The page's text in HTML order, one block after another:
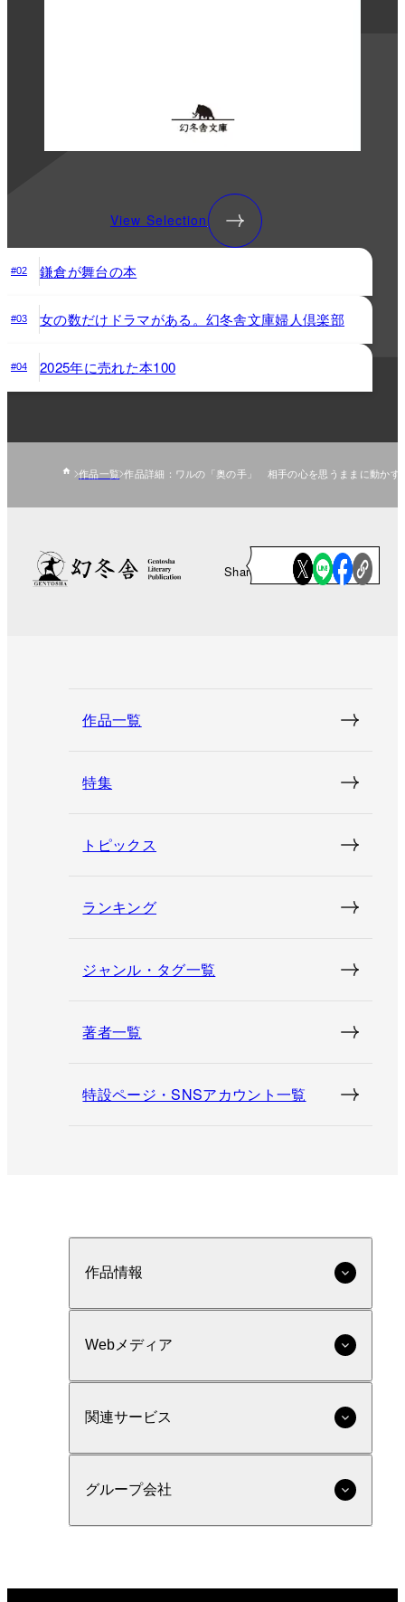
View Selection
#02 鎌倉が舞台の本
#03 女の数だけドラマがある。幻冬舎文庫婦人倶楽部
#04 2025年に売れた本100
作品一覧 作品詳細：ワルの「奥の手」 相手の心を思うままに動かす
Share
作品一覧
特集
トピックス
ランキング
ジャンル・タグ一覧
著者一覧
特設ページ・SNSアカウント一覧
作品情報
Webメディア
関連サービス
グループ会社